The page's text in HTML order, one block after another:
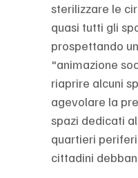
sterilizzare le
quasi tutti gli
prospettando
"animazione
riaprire alcuni
agevolare la
spazi dedicati
quartieri
cittadini